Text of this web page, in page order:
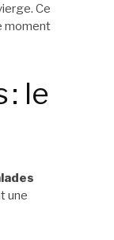
Ce
moment
: le
une